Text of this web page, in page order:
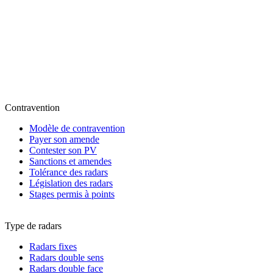
Contravention
Modèle de contravention
Payer son amende
Contester son PV
Sanctions et amendes
Tolérance des radars
Législation des radars
Stages permis à points
Type de radars
Radars fixes
Radars double sens
Radars double face